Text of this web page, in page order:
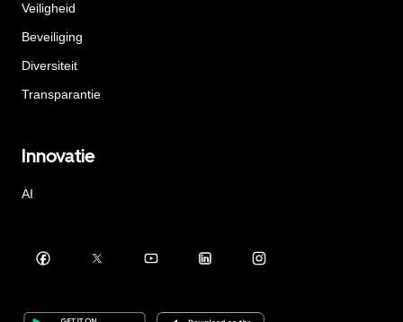
Veiligheid
Beveiliging
Diversiteit
Transparantie
Innovatie
AI